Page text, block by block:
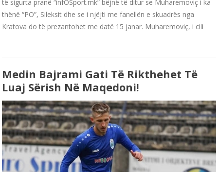
të sigurta pranë “infOSport.mk” bëjnë të ditur se Muharemoviç i ka
thënë “PO”, Sileksit dhe se i njëjti me fanellën e skuadrës nga
Kratova do të prezantohet me datë 15 janar. Muharemoviç, i cili
Medin Bajrami Gati Të Rikthehet Të
Luaj Sërish Në Maqedoni!